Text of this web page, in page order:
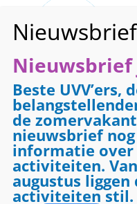
« Alle Evenementen
Dit evenement is
Evenementenreeks:
Nieuwsbrief
Beste UVV’ers,
de
nieuwsbrief
informatie over
activiteiten.
augustus liggen
activiteiten stil.